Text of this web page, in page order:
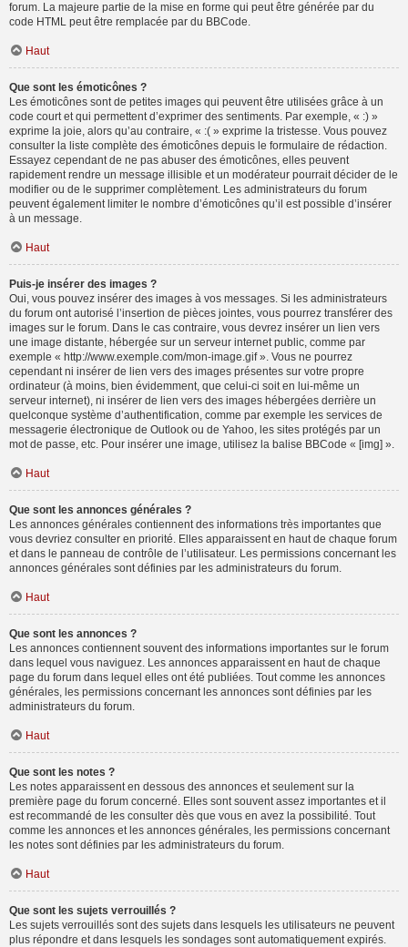
forum. La majeure partie de la mise en forme qui peut être générée par du
code HTML peut être remplacée par du BBCode.
Haut
Que sont les émoticônes ?
Les émoticônes sont de petites images qui peuvent être utilisées grâce à un
code court et qui permettent d’exprimer des sentiments. Par exemple, « :) »
exprime la joie, alors qu’au contraire, « :( » exprime la tristesse. Vous pouvez
consulter la liste complète des émoticônes depuis le formulaire de rédaction.
Essayez cependant de ne pas abuser des émoticônes, elles peuvent
rapidement rendre un message illisible et un modérateur pourrait décider de le
modifier ou de le supprimer complètement. Les administrateurs du forum
peuvent également limiter le nombre d’émoticônes qu’il est possible d’insérer
à un message.
Haut
Puis-je insérer des images ?
Oui, vous pouvez insérer des images à vos messages. Si les administrateurs
du forum ont autorisé l’insertion de pièces jointes, vous pourrez transférer des
images sur le forum. Dans le cas contraire, vous devrez insérer un lien vers
une image distante, hébergée sur un serveur internet public, comme par
exemple « http://www.exemple.com/mon-image.gif ». Vous ne pourrez
cependant ni insérer de lien vers des images présentes sur votre propre
ordinateur (à moins, bien évidemment, que celui-ci soit en lui-même un
serveur internet), ni insérer de lien vers des images hébergées derrière un
quelconque système d’authentification, comme par exemple les services de
messagerie électronique de Outlook ou de Yahoo, les sites protégés par un
mot de passe, etc. Pour insérer une image, utilisez la balise BBCode « [img] ».
Haut
Que sont les annonces générales ?
Les annonces générales contiennent des informations très importantes que
vous devriez consulter en priorité. Elles apparaissent en haut de chaque forum
et dans le panneau de contrôle de l’utilisateur. Les permissions concernant les
annonces générales sont définies par les administrateurs du forum.
Haut
Que sont les annonces ?
Les annonces contiennent souvent des informations importantes sur le forum
dans lequel vous naviguez. Les annonces apparaissent en haut de chaque
page du forum dans lequel elles ont été publiées. Tout comme les annonces
générales, les permissions concernant les annonces sont définies par les
administrateurs du forum.
Haut
Que sont les notes ?
Les notes apparaissent en dessous des annonces et seulement sur la
première page du forum concerné. Elles sont souvent assez importantes et il
est recommandé de les consulter dès que vous en avez la possibilité. Tout
comme les annonces et les annonces générales, les permissions concernant
les notes sont définies par les administrateurs du forum.
Haut
Que sont les sujets verrouillés ?
Les sujets verrouillés sont des sujets dans lesquels les utilisateurs ne peuvent
plus répondre et dans lesquels les sondages sont automatiquement expirés.